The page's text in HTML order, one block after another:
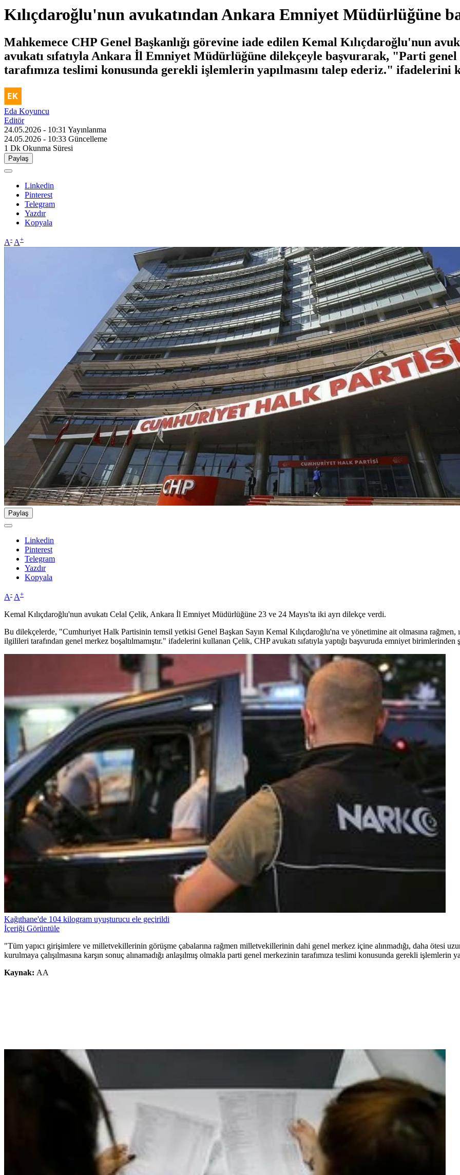
Kılıçdaroğlu'nun avukatından Ankara Emniyet Müdürlüğüne
Mahkemece CHP Genel Başkanlığı görevine iade edilen Kemal Kılıçdaroğlu'nun
avukatı sıfatıyla Ankara İl Emniyet Müdürlüğüne dilekçeyle başvurarak, "Parti
tarafımıza teslimi konusunda gerekli işlemlerin yapılmasını talep ederiz." ifadelerini
Eda Koyuncu
Editör
24.05.2026 - 10:31 Yayınlanma
24.05.2026 - 10:33 Güncelleme
1 Dk Okunma Süresi
Paylaş
Linkedin
Pinterest
Telegram
Yazdır
Kopyala
A- A+
Paylaş
Linkedin
Pinterest
Telegram
Yazdır
Kopyala
A- A+
Kemal Kılıçdaroğlu'nun avukatı Celal Çelik, Ankara İl Emniyet Müdürlüğüne 23 ve 24 Mayıs'ta iki ayrı dilekçe verdi.
Bu dilekçelerde, "Cumhuriyet Halk Partisinin temsil yetkisi Genel Başkan Sayın Kemal Kılıçdaroğlu'na ve yönetimine ait olmasına rağmen,
ilgilileri tarafından genel merkez boşaltılmamıştır." ifadelerini kullanan Çelik, CHP avukatı sıfatıyla yaptığı başvuruda emniyet birimlerinden
Kağıthane'de 104 kilogram uyuşturucu ele geçirildi
İçeriği Görüntüle
"Tüm yapıcı girişimlere ve milletvekillerinin görüşme çabalarına rağmen milletvekillerinin dahi genel merkez içine alınmadığı, daha ötesi
kurulmaya çalışılmasına karşın sonuç alınamadığı anlaşılmış olmakla parti genel merkezinin tarafımıza teslimi konusunda gerekli işlemlerin
Kaynak: AA